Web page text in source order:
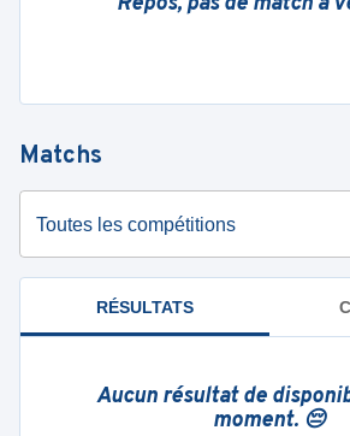
Matchs
Toutes les compétitions
RÉSULTATS
Aucun résultat de
moment. 😔